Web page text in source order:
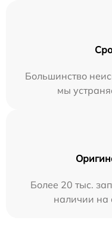
Большинство
мы
Более 20 тыс.
наличии на